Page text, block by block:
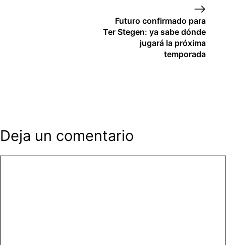
Futuro confirmado para
Ter Stegen: ya sabe dónde
jugará la próxima
temporada
Deja un comentario